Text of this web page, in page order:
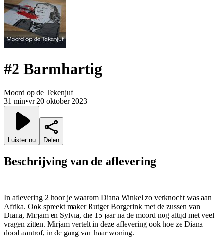
#2 Barmhartig
Moord op de Tekenjuf
31 min•vr 20 oktober 2023
Luister nu Delen
Beschrijving van de aflevering
In aflevering 2 hoor je waarom Diana Winkel zo verknocht was aan
Afrika. Ook spreekt maker Rutger Borgerink met de zussen van
Diana, Mirjam en Sylvia, die 15 jaar na de moord nog altijd met veel
vragen zitten. Mirjam vertelt in deze aflevering ook hoe ze Diana
dood aantrof, in de gang van haar woning.